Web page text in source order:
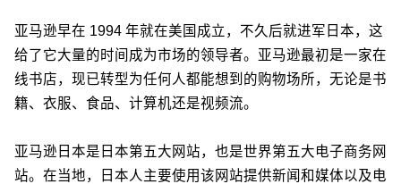
亚马逊早在 1994 年就在美国成立，不久后就进军日本，这
给了它大量的时间成为市场的领导者。亚马逊最初是一家在
线书店，现已转型为任何人都能想到的购物场所，无论是书
籍、衣服、食品、计算机还是视频流。
亚马逊日本是日本第五大网站，也是世界第五大电子商务网
站。在当地，日本人主要使用该网站提供新闻和媒体以及电